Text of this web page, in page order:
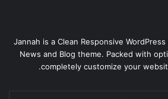
Jannah is a Clean Responsive
News and Blog theme. Packed with
completely customize your